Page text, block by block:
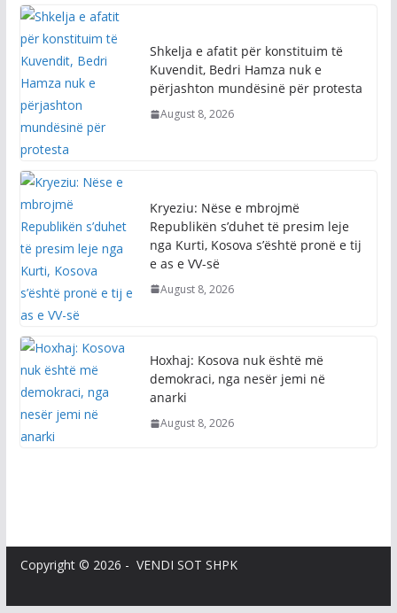
Shkelja e afatit për konstituim të
Kuvendit, Bedri Hamza nuk e
përjashton mundësinë për protesta
August 8, 2026
Kryeziu: Nëse e mbrojmë
Republikën s’duhet të presim leje
nga Kurti, Kosova s’është pronë e tij
e as e VV-së
August 8, 2026
Hoxhaj: Kosova nuk është më
demokraci, nga nesër jemi në
anarki
August 8, 2026
Copyright © 2026 - VENDI SOT SHPK